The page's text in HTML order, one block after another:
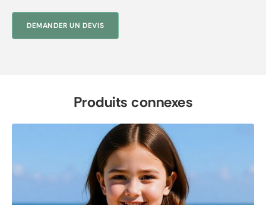
DEMANDER UN DEVIS
Produits connexes